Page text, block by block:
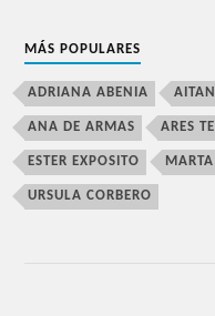
MÁS POPULARES
ADRIANA ABENIA
ANA DE ARMAS ARES
ESTER EXPOSITO
URSULA CORBERO